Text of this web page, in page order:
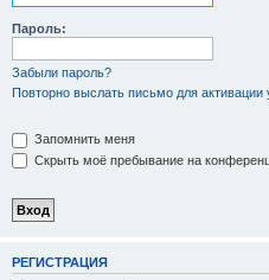
Пароль:
Забыли пароль?
Повторно выслать письмо для активации
Запомнить меня
Скрыть моё пребывание на
РЕГИСТРАЦИЯ